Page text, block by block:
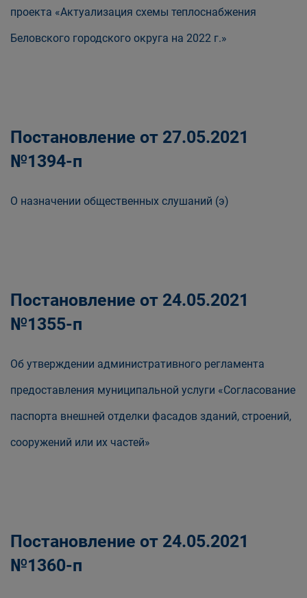
проекта «Актуализация схемы теплоснабжения
Беловского городского округа на 2022 г.»
Постановление от 27.05.2021
№1394-п
О назначении общественных слушаний (э)
Постановление от 24.05.2021
№1355-п
Об утверждении административного регламента
предоставления муниципальной услуги «Согласование
паспорта внешней отделки фасадов зданий, строений,
сооружений или их частей»
Постановление от 24.05.2021
№1360-п